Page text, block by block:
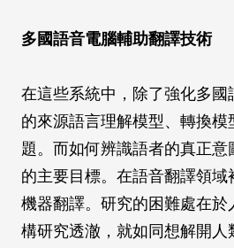
多國語音電腦輔助翻譯技術
在這些系統中，除了強化多
的來源語言理解模型、轉換
題。而如何辨識語者的真正
的主要目標。在語音翻譯領
機器翻譯。研究的困難處在
構研究透澈，就如同想解開